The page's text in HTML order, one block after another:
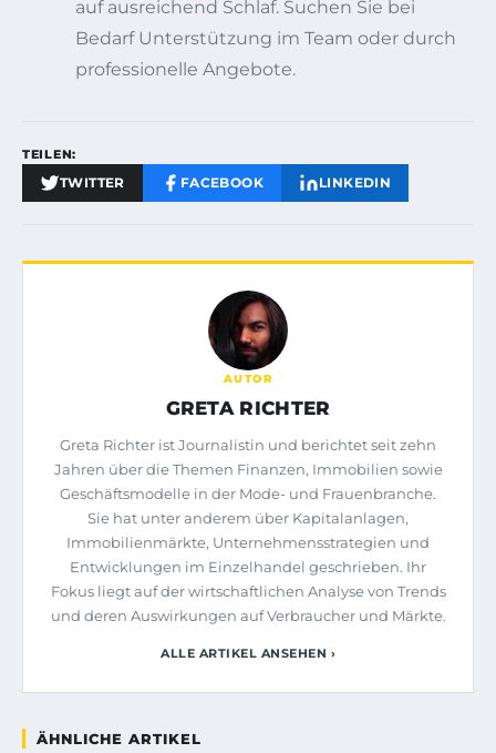
auf ausreichend Schlaf. Suchen Sie bei
Bedarf Unterstützung im Team oder durch
professionelle Angebote.
TEILEN:
TWITTER FACEBOOK LINKEDIN
AUTOR
GRETA RICHTER
Greta Richter ist Journalistin und berichtet seit zehn
Jahren über die Themen Finanzen, Immobilien sowie
Geschäftsmodelle in der Mode- und Frauenbranche.
Sie hat unter anderem über Kapitalanlagen,
Immobilienmärkte, Unternehmensstrategien und
Entwicklungen im Einzelhandel geschrieben. Ihr
Fokus liegt auf der wirtschaftlichen Analyse von Trends
und deren Auswirkungen auf Verbraucher und Märkte.
ALLE ARTIKEL ANSEHEN ›
ÄHNLICHE ARTIKEL